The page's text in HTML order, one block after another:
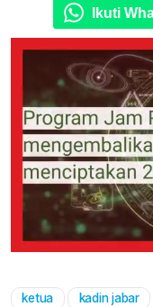
Ikuti
ketua kadin jabar